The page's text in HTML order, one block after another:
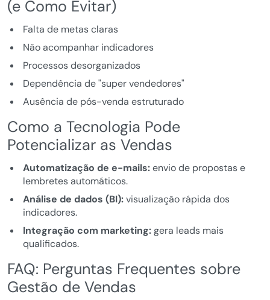
(e Como Evitar)
Falta de metas claras
Não acompanhar indicadores
Processos desorganizados
Dependência de "super vendedores"
Ausência de pós-venda estruturado
Como a Tecnologia Pode
Potencializar as Vendas
Automatização de e-mails:envio de propostas e
lembretes automáticos.
Análise de dados (BI):visualização rápida dos
indicadores.
Integração com marketing:gera leads mais
qualificados.
FAQ: Perguntas Frequentes sobre
Gestão de Vendas